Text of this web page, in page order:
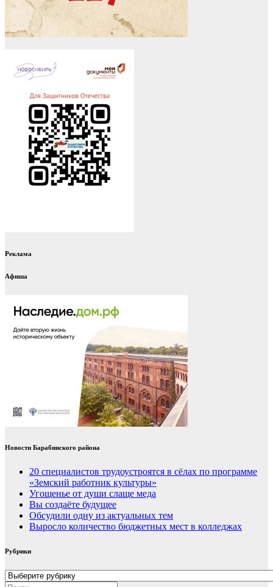
Реклама
Афиша
Новости Барабинского района
20 специалистов трудоустроятся в сёлах по программе
«Земский работник культуры»
Угощенье от души слаще меда
Вы создаёте будущее
Обсудили одну из актуальных тем
Выросло количество бюджетных мест в колледжах
Рубрики
Рубрики